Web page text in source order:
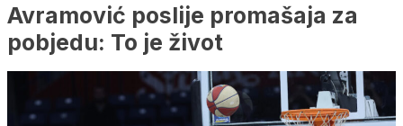
Avramović poslije promašaja za
pobjedu: To je život